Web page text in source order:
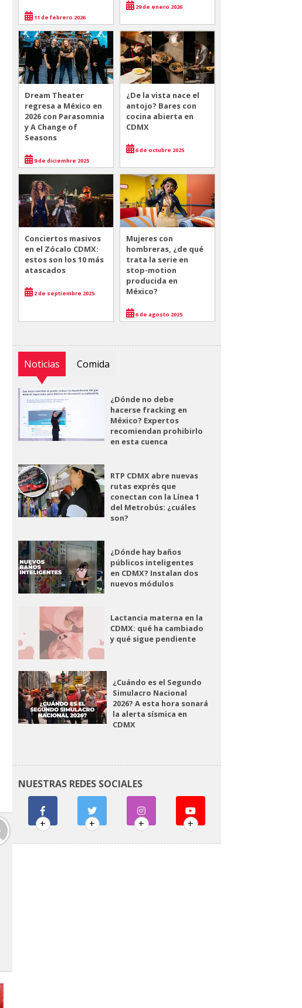
11 de febrero 2026
29 de enero 2026
Dream Theater
regresa a México en
2026 con Parasomnia
y A Change of
Seasons
9 de diciembre 2025
¿De la vista nace el
antojo? Bares con
cocina abierta en
CDMX
6 de octubre 2025
Conciertos masivos
en el Zócalo CDMX:
estos son los 10 más
atascados
2 de septiembre 2025
Mujeres con
hombreras, ¿de qué
trata la serie en
stop-motion
producida en
México?
6 de agosto 2025
Noticias Comida
¿Dónde no debe
hacerse fracking en
México? Expertos
recomiendan prohibirlo
en esta cuenca
RTP CDMX abre nuevas
rutas exprés que
conectan con la Línea 1
del Metrobús: ¿cuáles
son?
¿Dónde hay baños
públicos inteligentes
en CDMX? Instalan dos
nuevos módulos
Lactancia materna en la
CDMX: qué ha cambiado
y qué sigue pendiente
¿Cuándo es el Segundo
Simulacro Nacional
2026? A esta hora sonará
la alerta sísmica en
CDMX
NUESTRAS REDES SOCIALES
+ + + +